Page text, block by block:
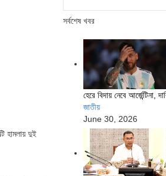
হামলায় দুই
সর্বশেষ খবর
হেরে বিদায় নেবে আর্জেন্টিনা,
জাতীয়
June 30, 2026